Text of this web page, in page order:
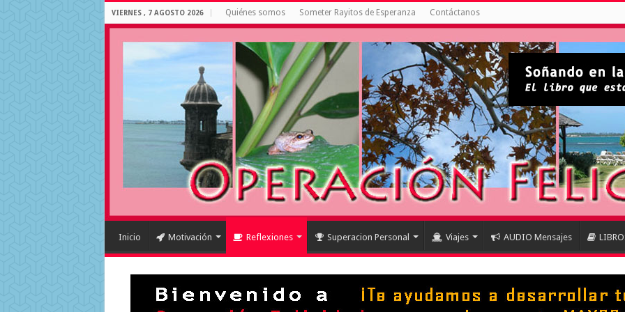
VIERNES , 7 AGOSTO 2026 Quiénes somos Someter Rayitos de Esperanza Contáctanos
Inicio Motivación Reflexiones Superacion Personal Viajes AUDIO Mensajes